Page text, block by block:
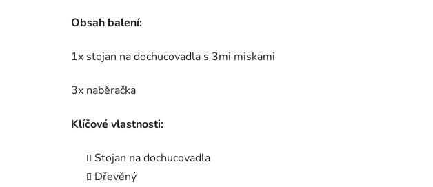
Obsah balení:
1x stojan na dochucovadla s 3mi miskami
3x naběračka
Klíčové vlastnosti:
Stojan na dochucovadla
Dřevěný